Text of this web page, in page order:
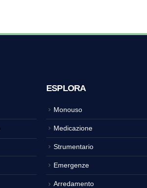
ESPLORA
Monouso
Medicazione
Strumentario
Emergenze
Arredamento